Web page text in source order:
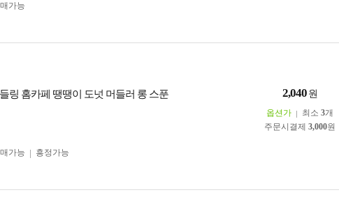
가능
링 홈카페 땡땡이 도넛 머들러 롱 스푼 2,040 원
옵션가 최소 3개
주문시결제 3,000원
가능 흥정가능